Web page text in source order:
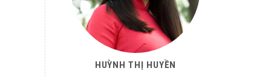
HUỲNH THỊ HUYỀN